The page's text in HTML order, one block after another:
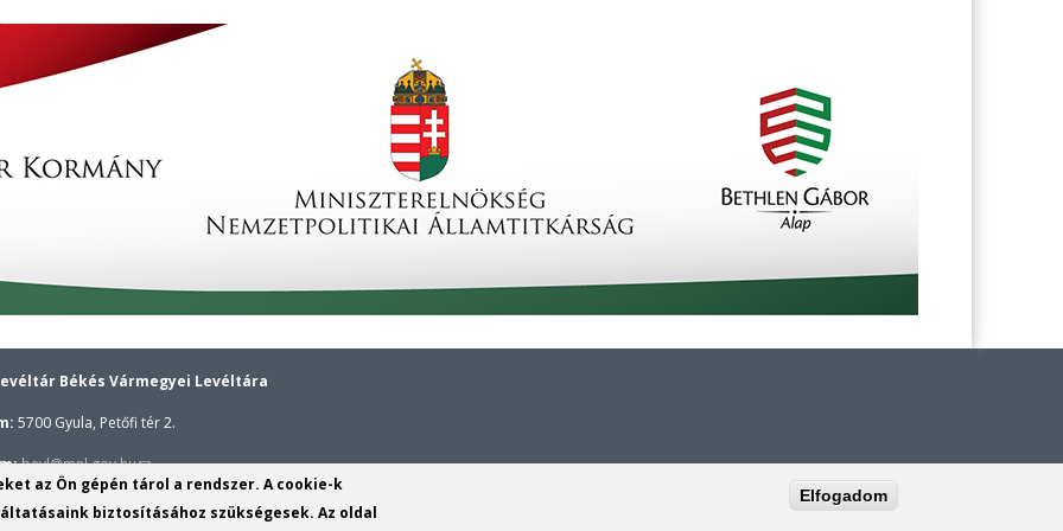
Békés Vármegyei Levéltára
5700 Gyula, Petőfi tér 2.
bevl@mnl.gov.hu(link
sends
e-
telefonszáma:(+36–66) 362–173,Gyulai kutatószolgálat telefonszáma:
az Ön gépén tárol a rendszer. A cookie-k
biztosításához szükségesek. Az oldal
Elfogadom